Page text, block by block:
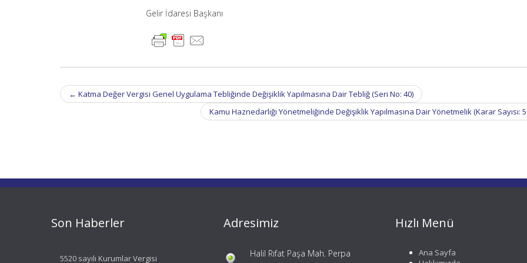
Gelir İdaresi Başkanı
Post
navigation
← Katma Değer Vergisi Genel Uygulama Tebliğinde Değişiklik Yapılmasına Dair Tebliğ (Seri No: 40)
Kamu Haznedarlığı Yönetmeliğinde Değişiklik Yapılmasına Dair Yönetmelik (Karar Sayısı:
Son Haberler
5520 sayılı Kurumlar Vergisi
Adresimiz
Halil Rıfat Paşa Mah. Perpa
Hızlı Menü
Ana Sayfa